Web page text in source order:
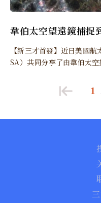
韋伯太空望遠鏡捕捉
【新三才首發】近日美國
SA）共同分享了由韋伯太
1